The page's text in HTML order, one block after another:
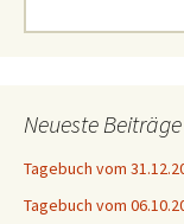
Neueste Beiträge
Tagebuch vom
Tagebuch vom